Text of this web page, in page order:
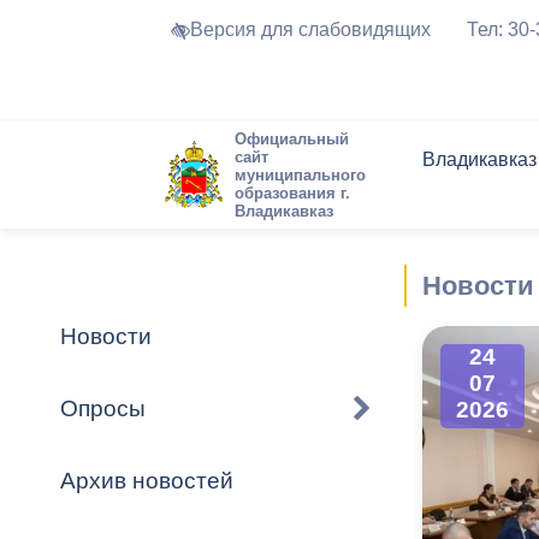
Версия для слабовидящих Тел:
Официальный
сайт
муниципального
образования г.
Владикавказ
Владикавказ
Устав города
Города-
городского
Торги и
Программа
Формы
Обратная
Комиссии
График
Новостная
Актуально
Новости
Опросы
Архив новостей
Новости
24
07
2026